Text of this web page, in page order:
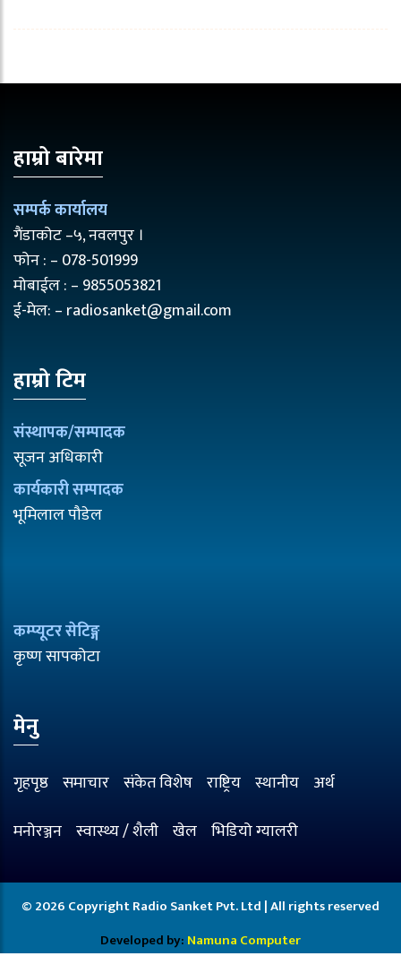
हाम्रो बारेमा
सम्पर्क कार्यालय
गैंडाकोट –५, नवलपुर ।
फोन : – 078-501999
मोबाईल : – 9855053821
ई-मेल: – radiosanket@gmail.com
हाम्रो टिम
संस्थापक/सम्पादक
सूजन अधिकारी
कार्यकारी सम्पादक
भूमिलाल पौडेल
कम्प्यूटर सेटिङ्ग
कृष्ण सापकोटा
मेनु
गृहपृष्ठ समाचार संकेत विशेष राष्ट्रिय स्थानीय अर्थ
मनोरञ्जन स्वास्थ्य / शैली खेल भिडियो ग्यालरी
© 2026 Copyright Radio Sanket Pvt. Ltd | All rights reserved
Developed by: Namuna Computer